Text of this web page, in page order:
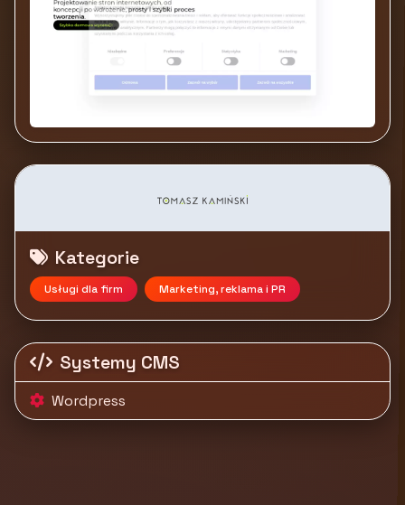
Kategorie
Usługi dla firm Marketing, reklama i PR
Systemy CMS
Wordpress